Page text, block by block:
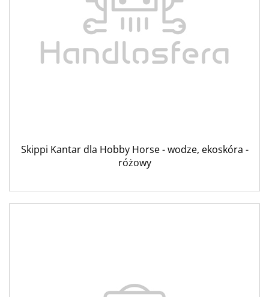
Skippi Kantar dla Hobby Horse - wodze, ekoskóra -
różowy